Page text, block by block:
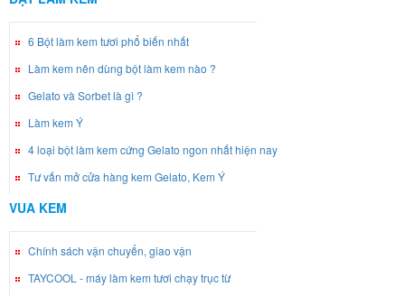
6 Bột làm kem tươi phổ biến nhất
Làm kem nên dùng bột làm kem nào ?
Gelato và Sorbet là gì ?
Làm kem Ý
4 loại bột làm kem cứng Gelato ngon nhất hiện nay
Tư vấn mở cửa hàng kem Gelato, Kem Ý
VUA KEM
Chính sách vận chuyển, giao vận
TAYCOOL - máy làm kem tươi chạy trục từ